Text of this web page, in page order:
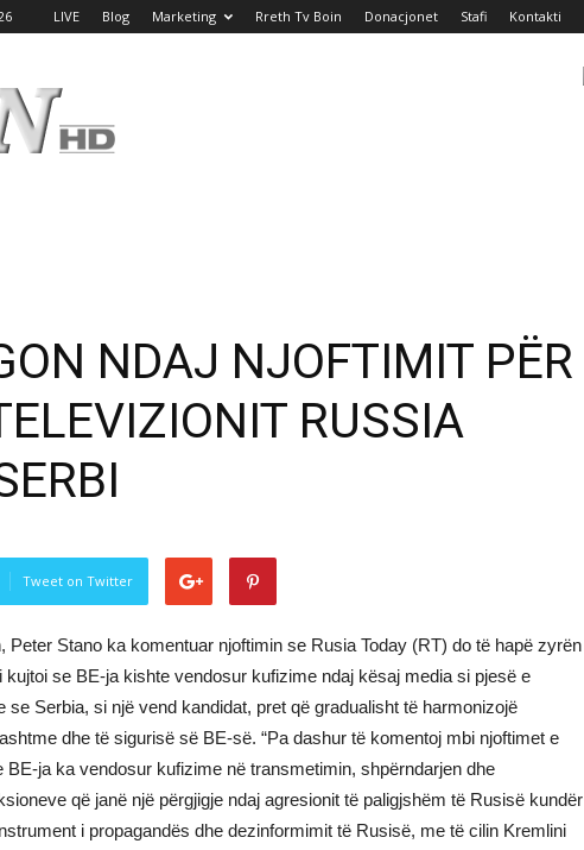
LIVE Blog Marketing Rreth Tv Boin Donacjonet Stafi Kontakti
NDAJ NJOFTIMIT PËR
RUSSIA
Tweet on Twitter
Peter Stano ka komentuar njoftimin se Rusia Today (RT) do të hapë zyrën
kujtoi se BE-ja kishte vendosur kufizime ndaj kësaj media si pjesë e
Serbia, si një vend kandidat, pret që gradualisht të harmonizojë
dhe të sigurisë së BE-së. “Pa dashur të komentoj mbi njoftimet e
BE-ja ka vendosur kufizime në transmetimin, shpërndarjen dhe
që janë një përgjigje ndaj agresionit të paligjshëm të Rusisë kundër
i propagandës dhe dezinformimit të Rusisë, me të cilin Kremlini